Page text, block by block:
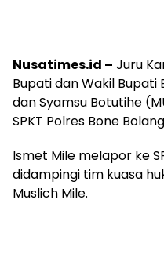
Nusatimes.id – Juru
Bupati dan Wakil Bupati
dan Syamsu Botutihe
SPKT Polres Bone
Ismet Mile melapor ke
didampingi tim kuasa
Muslich Mile.